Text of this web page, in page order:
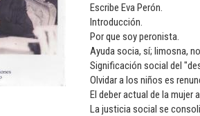
Escribe Eva Perón.
Introducción.
Por que soy peronista.
Ayuda socia, sí; limosna, no.
Significación social del
Olvidar a los niños es
El deber actual de la mujer
La justicia social se